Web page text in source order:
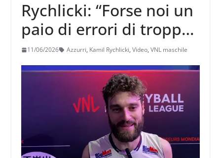
Rychlicki: “Forse noi un
paio di errori di troppo,
ma va bene, oggi
abbiamo sicuramente
imparato”
11/06/2026 Azzurri, Kamil Rychlicki, Video, VNL maschile